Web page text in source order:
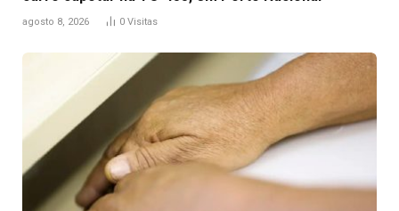
agosto 8, 2026 0 Visitas